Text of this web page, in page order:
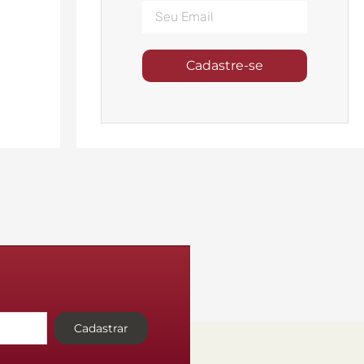
Cadastre-se
Cadastrar